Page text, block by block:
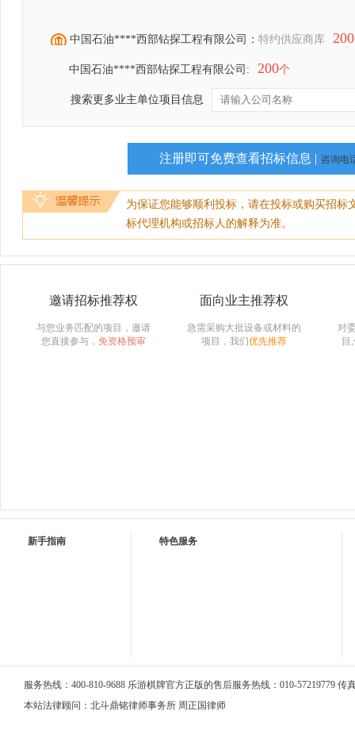
中国石油****西部钻探工程有限公司： 特约供应商库 200
中国石油****西部钻探工程有限公司: 200个
搜索更多业主单位项目信息
注册即可免费查看招标信息 | 咨询电
为保证您能够顺利投标，请在投标或购买招
标代理机构或招标人的解释为准。
邀请招标推荐权
与您业务匹配的项目，邀请
您直接参与， 免资格预审
面向业主推荐权
急需采购大批设备或材料的
项目，我们优先推荐
对
目
新手指南 特色服务
服务热线：400-810-9688 乐游棋牌官方正版的售后服务热线：010-57219779 传
本站法律顾问：北斗鼎铭律师事务所 周正国律师